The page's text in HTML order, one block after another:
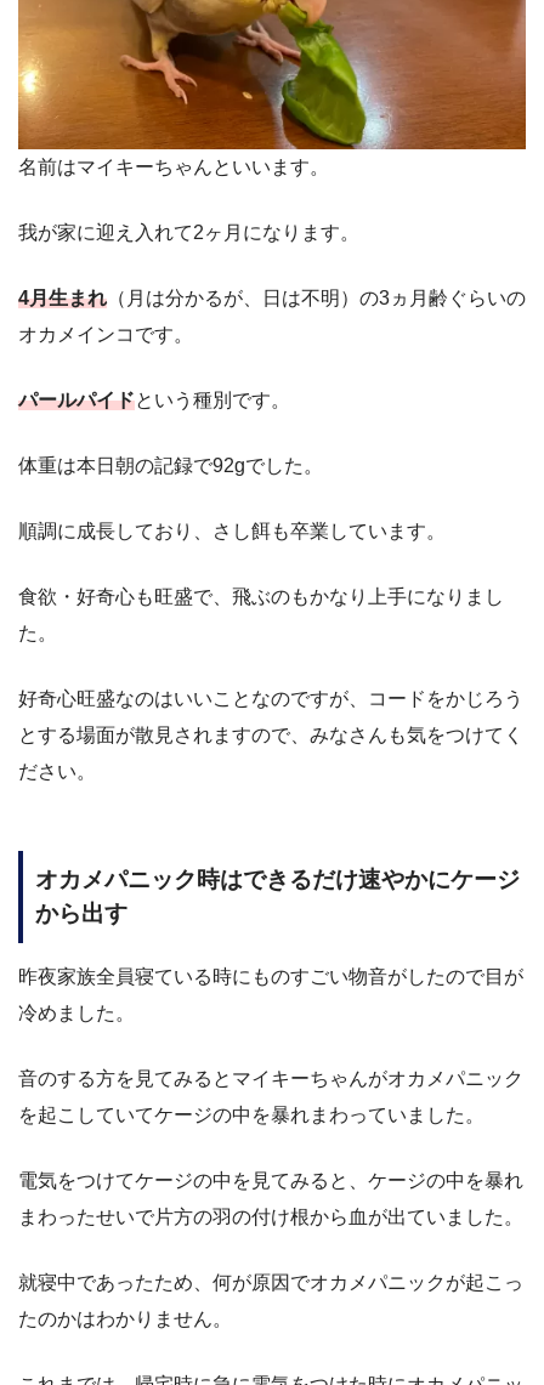
名前はマイキーちゃんといいます。
我が家に迎え入れて2ヶ月になります。
4月生まれ （月は分かるが、日は不明）の3ヵ月齢ぐらいの
オカメインコです。
パールパイドという種別です。
体重は本日朝の記録で92gでした。
順調に成長しており、さし餌も卒業しています。
食欲・好奇心も旺盛で、飛ぶのもかなり上手になりまし
た。
好奇心旺盛なのはいいことなのですが、コードをかじろう
とする場面が散見されますので、みなさんも気をつけてく
ださい。
オカメパニック時はできるだけ速やかにケージ
から出す
昨夜家族全員寝ている時にものすごい物音がしたので目が
冷めました。
音のする方を見てみるとマイキーちゃんがオカメパニック
を起こしていてケージの中を暴れまわっていました。
電気をつけてケージの中を見てみると、ケージの中を暴れ
まわったせいで片方の羽の付け根から血が出ていました。
就寝中であったため、何が原因でオカメパニックが起こっ
たのかはわかりません。